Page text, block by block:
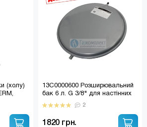
(холу)
TOP,
13C0000600 Розширювальний
бак 6 л. G 3/8" для настінних
котлів (13C0000603)
2
1820 грн.